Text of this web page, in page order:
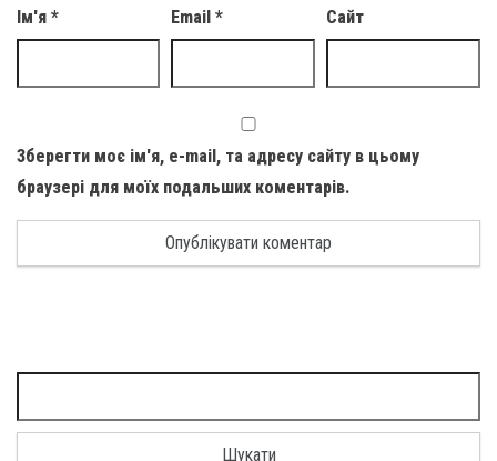
Ім'я * Email* Сайт
Зберегти моє ім'я, e-mail, та адресу сайту в цьому
браузері для моїх подальших коментарів.